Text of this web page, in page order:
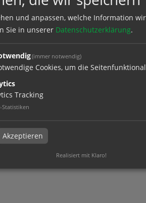
Crossmedia in Köln
und anpassen, welche Information
Sie in unserer Datenschutzerklärung.
(immer notwendig)
Cookies, um die
Tracking
Statistiken
Akzeptieren
Realisiert mit Klaro!